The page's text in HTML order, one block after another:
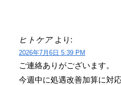
ヒトケア より:
2026年7月6日 5:39 PM
ご連絡ありがございます。
今週中に処遇改善加算に対